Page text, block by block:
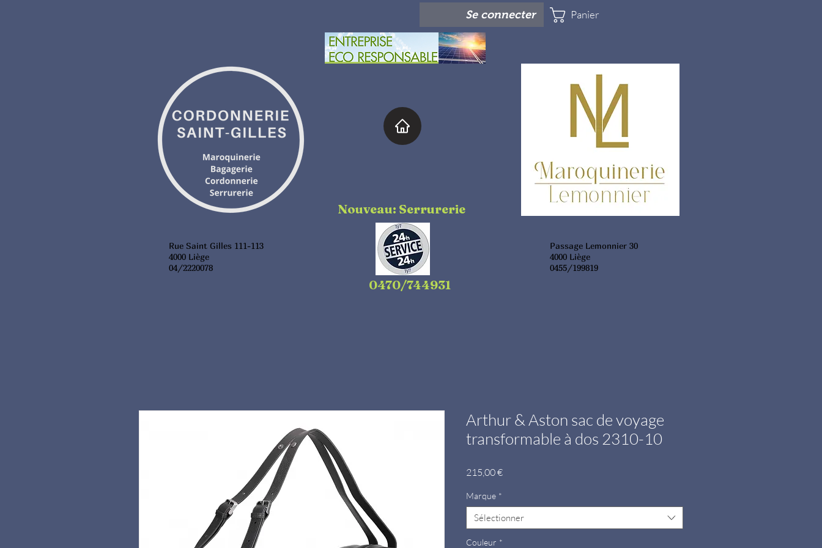
Rue Saint Gilles 111-113
4000 Liège
04/2220078
Se connecter Panier
Nouveau: Serrurerie
Passage Lemonnier 30
4000 Liège
0455/199819
0470/744931
Arthur & Aston sac de voyage
transformable à dos 2310-10
215,00 €Prix
Marque *
Sélectionner
Couleur *